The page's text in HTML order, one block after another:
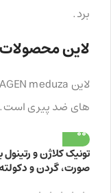
برد.
لاین
های ضد پیری است.
تونیک کلاژن و رتینول